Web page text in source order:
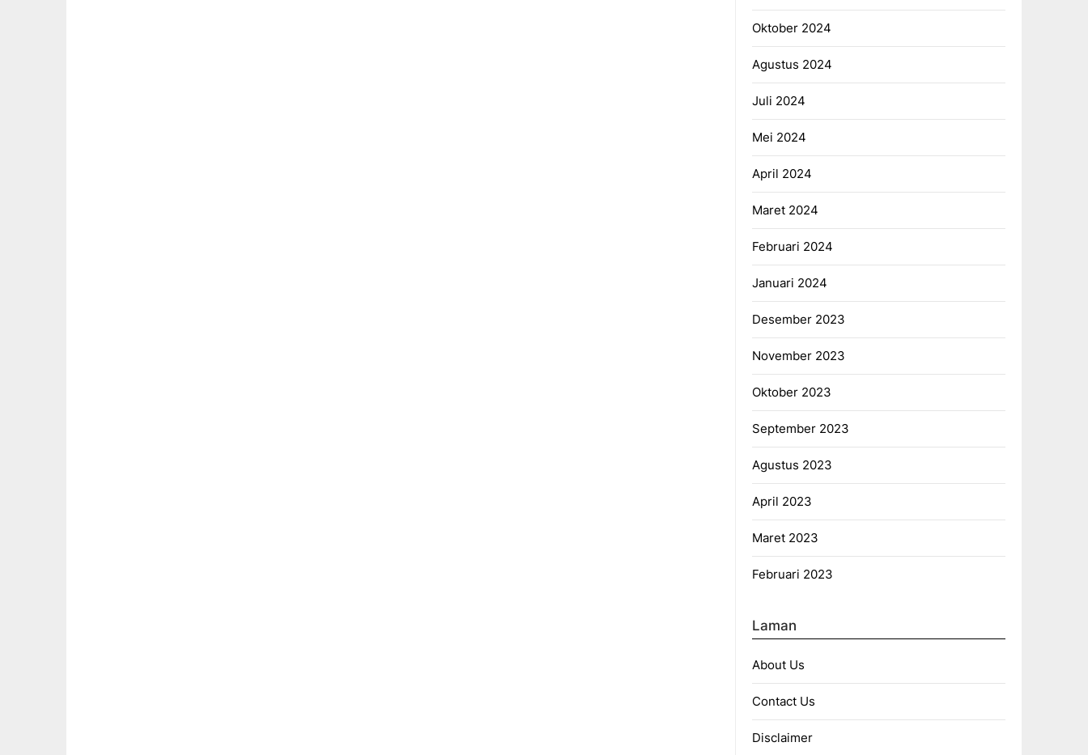
Oktober 2024
Agustus 2024
Juli 2024
Mei 2024
April 2024
Maret 2024
Februari 2024
Januari 2024
Desember 2023
November 2023
Oktober 2023
September 2023
Agustus 2023
April 2023
Maret 2023
Februari 2023
Laman
About Us
Contact Us
Disclaimer